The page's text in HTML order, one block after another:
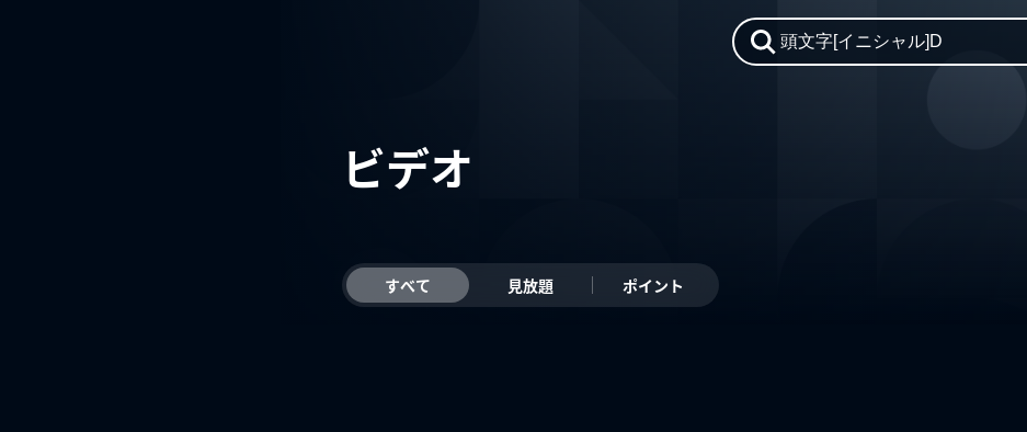
ビデオ
すべて 見放題 ポイント